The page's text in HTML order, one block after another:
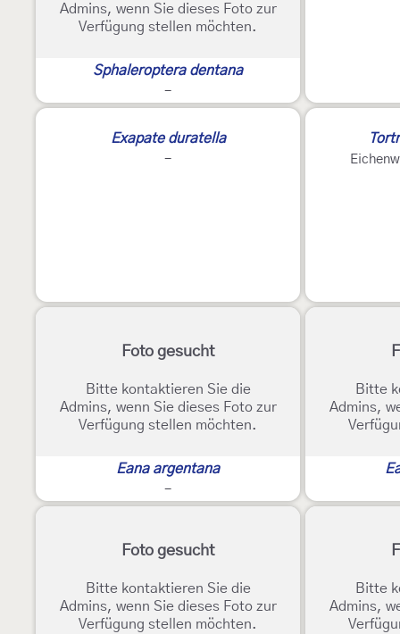
Admins, wenn Sie dieses Foto zur
Verfügung stellen möchten.
Sphaleroptera dentana
-
Exapate duratella
-
Foto gesucht
Bitte kontaktieren Sie die
Admins, wenn Sie dieses Foto zur
Verfügung stellen möchten.
Eana argentana
-
Bitte
Admins,
Foto gesucht
Bitte kontaktieren Sie die
Admins, wenn Sie dieses Foto zur
Verfügung stellen möchten.
Bitte
Admins,